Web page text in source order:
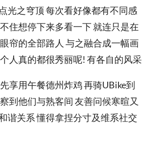
光之穹顶 每次看好像都有不同感
住想停下来多看一下 就连只是在
帘的全部路人 与之融合成一幅画
人真的都很秀丽呢! 有各自的风采
享用午餐德州炸鸡 再骑UBike到
到他们与熟客间 友善问候寒暄又
谐关系 懂得拿捏分寸及维系社交